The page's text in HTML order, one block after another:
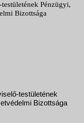
Pénzügyi,
Bizottsága
testületének
Bizottsága